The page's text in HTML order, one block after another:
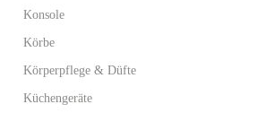
Konsole
Körbe
Körperpflege & Düfte
Küchengeräte